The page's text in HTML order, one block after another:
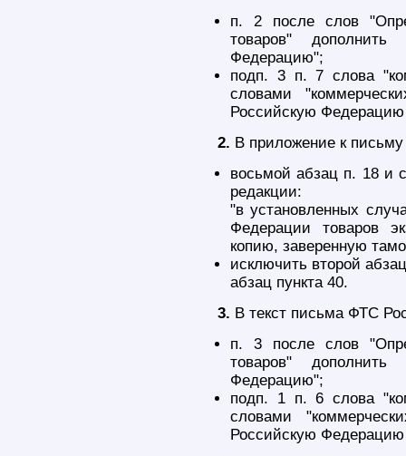
п. 2 после слов
товаров"
Федерацию";
подп. 3 п. 7 слова
словами
Российскую
2. В приложение к
восьмой абзац п. 18 и
редакции:
"в установленных
Федерации товаров
копию, заверенную
исключить второй
абзац пункта 40.
3. В текст письма ФТС
п. 3 после слов
товаров"
Федерацию";
подп. 1 п. 6 слова
словами
Российскую